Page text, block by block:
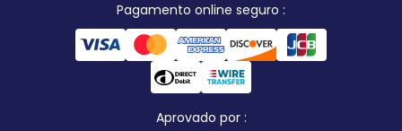
Pagamento online seguro :
Aprovado por :